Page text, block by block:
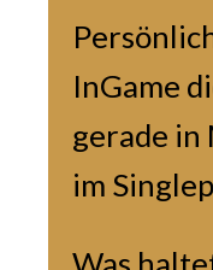
InGame
gerade
im